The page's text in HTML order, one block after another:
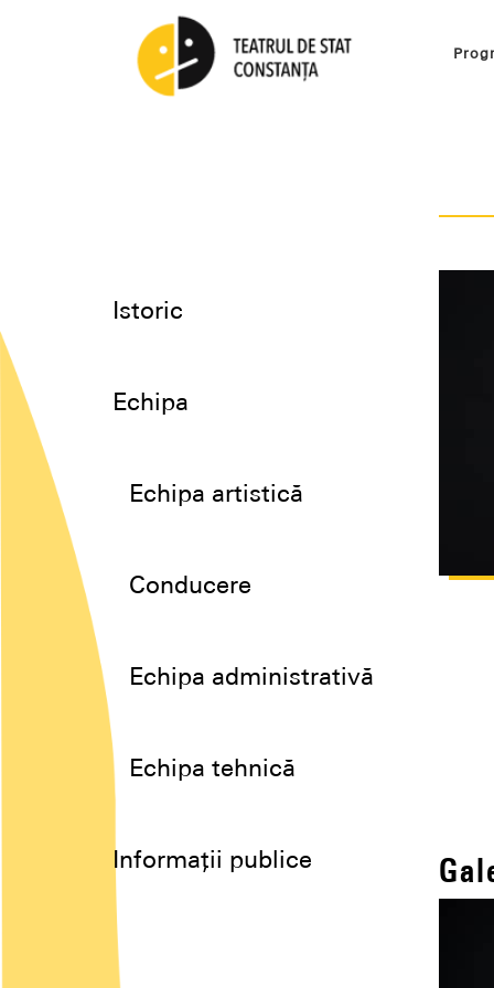
Istoric
Echipa
Echipa artistică
Conducere
Echipa administrativă
Echipa tehnică
Informații publice